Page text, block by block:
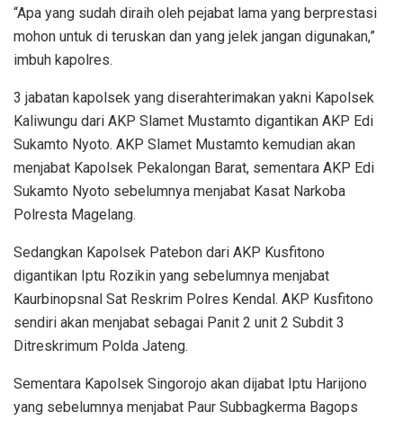
“Apa yang sudah diraih oleh pejabat lama yang berprestasi
mohon untuk di teruskan dan yang jelek jangan digunakan,”
imbuh kapolres.
3 jabatan kapolsek yang diserahterimakan yakni Kapolsek
Kaliwungu dari AKP Slamet Mustamto digantikan AKP Edi
Sukamto Nyoto. AKP Slamet Mustamto kemudian akan
menjabat Kapolsek Pekalongan Barat, sementara AKP Edi
Sukamto Nyoto sebelumnya menjabat Kasat Narkoba
Polresta Magelang.
Sedangkan Kapolsek Patebon dari AKP Kusfitono
digantikan Iptu Rozikin yang sebelumnya menjabat
Kaurbinopsnal Sat Reskrim Polres Kendal. AKP Kusfitono
sendiri akan menjabat sebagai Panit 2 unit 2 Subdit 3
Ditreskrimum Polda Jateng.
Sementara Kapolsek Singorojo akan dijabat Iptu Harijono
yang sebelumnya menjabat Paur Subbagkerma Bagops